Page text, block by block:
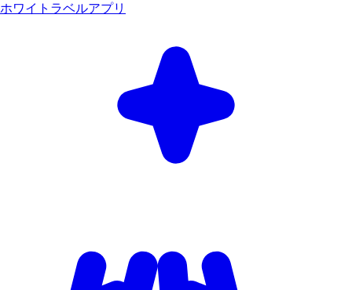
ホワイトラベルアプリ